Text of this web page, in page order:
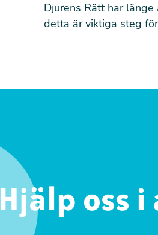
Djurens Rätt har
detta är viktiga steg
Hjälp oss